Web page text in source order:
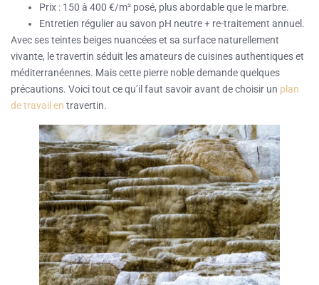
Prix : 150 à 400 €/m² posé, plus abordable que le marbre.
Entretien régulier au savon pH neutre + re-traitement annuel.
Avec ses teintes beiges nuancées et sa surface naturellement
vivante, le travertin séduit les amateurs de cuisines authentiques et
méditerranéennes. Mais cette pierre noble demande quelques
précautions. Voici tout ce qu’il faut savoir avant de choisir un plan
de travail en travertin.